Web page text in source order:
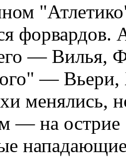
форвардов.
— Вилья,
— Вьери,
менялись,
— на острие